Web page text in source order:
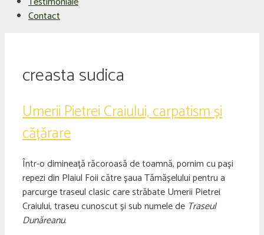
Contact
creasta sudica
Umerii Pietrei Craiului, carpatism și
cățărare
Într-o dimineață răcoroasă de toamnă, pornim cu pași
repezi din Plaiul Foii către șaua Tămășelului pentru a
parcurge traseul clasic care străbate Umerii Pietrei
Craiului, traseu cunoscut și sub numele de Traseul
Dunăreanu.